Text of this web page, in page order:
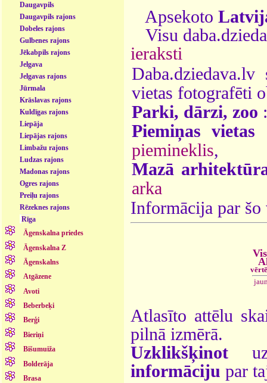
Daugavpils
Daugavpils rajons
Dobeles rajons
Gulbenes rajons
Jēkabpils rajons
Jelgava
Jelgavas rajons
Jūrmala
Krāslavas rajons
Kuldīgas rajons
Liepāja
Liepājas rajons
Limbažu rajons
Ludzas rajons
Madonas rajons
Ogres rajons
Preiļu rajons
Rēzeknes rajons
Rīga
Āgenskalna priedes
Āgenskalna Z
Āgenskalns
Atgāzene
Avoti
Beberbeķi
Berģi
Bieriņi
Bišumuiža
Bolderāja
Brasa
Apsekoto
Visu
ieraksti
vietas fotografēti
Parki, dārzi, zoo
Piemiņas vietas
piemineklis,
Mazā
arka
Informācija par
Atlasīto attēlu
pilnā izmērā.
Uzklikšķinot
informāciju par